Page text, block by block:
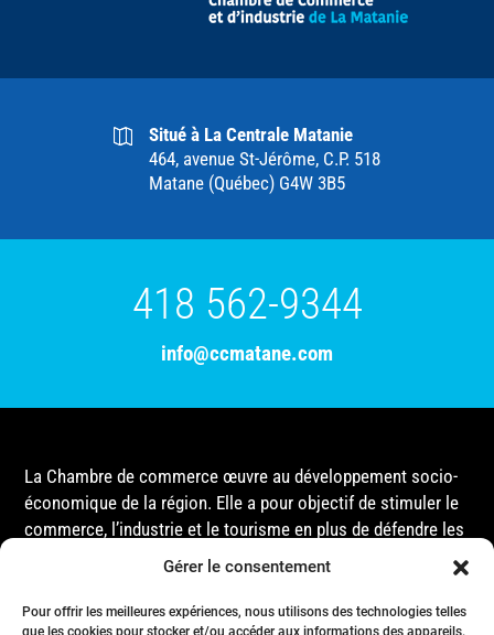
Gérer le consentement
Pour offrir les meilleures expériences, nous utilisons des technologies telles
que les cookies pour stocker et/ou accéder aux informations des appareils.
Situé à La Centrale Matanie
464, avenue St-Jérôme, C.P. 518
Matane (Québec) G4W 3B5
418 562-9344
info@ccmatane.com
La Chambre de commerce œuvre au développement socio-
économique de la région. Elle a pour objectif de stimuler le
commerce, l’industrie et le tourisme en plus de défendre les
intérêts de ses membres et de l’ensemble de la
gouvernementales, que ce soit au niveau municipal,